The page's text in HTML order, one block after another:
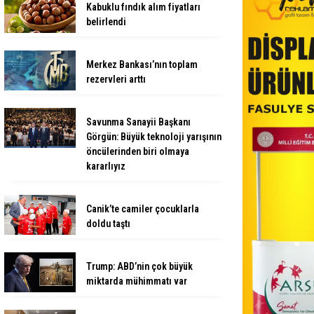
Kabuklu fındık alım fiyatları
belirlendi
Merkez Bankası’nın toplam
rezervleri arttı
Savunma Sanayii Başkanı
Görgün: Büyük teknoloji yarışının
öncülerinden biri olmaya
kararlıyız
Canik’te camiler çocuklarla
doldu taştı
Trump: ABD’nin çok büyük
miktarda mühimmatı var